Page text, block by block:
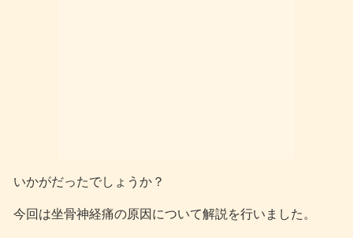
いかがだったでしょうか？
今回は坐骨神経痛の原因について解説を行いました。